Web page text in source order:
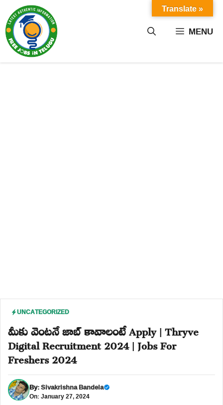
content MENU
UNCATEGORIZED
మీకు వెంటనే జాబ్ కావాలంటే Apply | Thryve
Digital Recruitment 2024 | Jobs For
Freshers 2024
By:Sivakrishna Bandela
On: January 27, 2024
Translate »